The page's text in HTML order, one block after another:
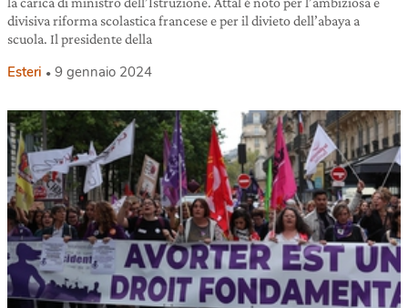
divisiva riforma scolastica francese e per il divieto dell’abaya a
scuola. Il presidente della
Esteri 9 gennaio 2024